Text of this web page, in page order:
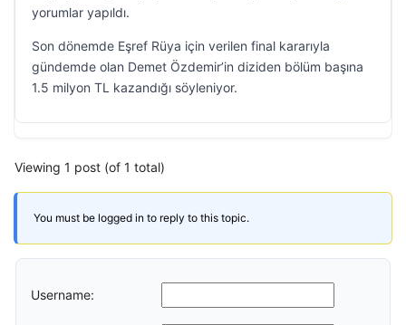
yorumlar yapıldı.
Son dönemde Eşref Rüya için verilen final kararıyla
gündemde olan Demet Özdemir’in diziden bölüm başına
1.5 milyon TL kazandığı söyleniyor.
Viewing 1 post (of 1 total)
You must be logged in to reply to this topic.
Username: